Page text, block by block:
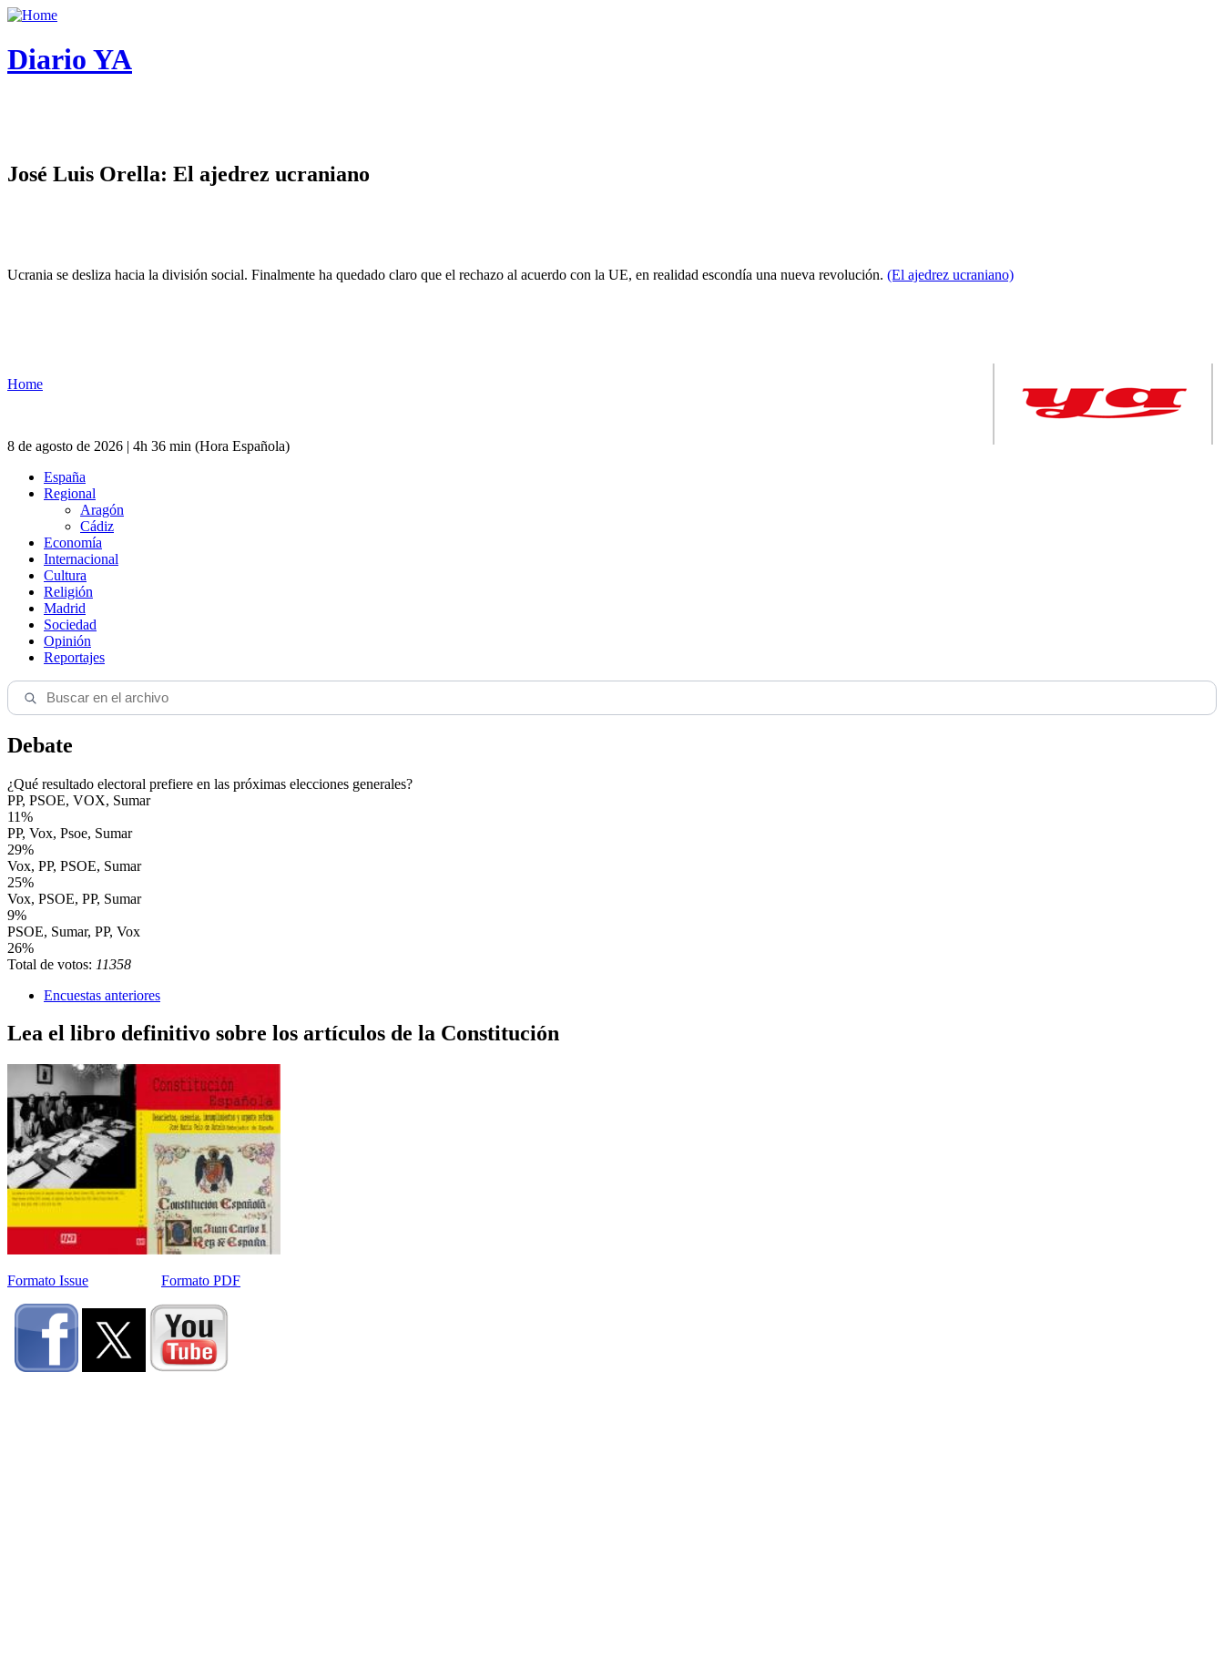
Diario YA
José Luis Orella: El ajedrez ucraniano
Ucrania se desliza hacia la división social. Finalmente ha quedado claro que el rechazo al acuerdo con la UE, en realidad escondía una nueva revolución. (El ajedrez ucraniano)
Home
8 de agosto de 2026 | 4h 36 min (Hora Española)
España
Regional
Aragón
Cádiz
Economía
Internacional
Cultura
Religión
Madrid
Sociedad
Opinión
Reportajes
Debate
¿Qué resultado electoral prefiere en las próximas elecciones generales?
PP, PSOE, VOX, Sumar
11%
PP, Vox, Psoe, Sumar
29%
Vox, PP, PSOE, Sumar
25%
Vox, PSOE, PP, Sumar
9%
PSOE, Sumar, PP, Vox
26%
Total de votos: 11358
Encuestas anteriores
Lea el libro definitivo sobre los artículos de la Constitución
Formato Issue Formato PDF